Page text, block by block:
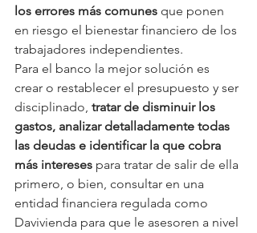
los errores más comunes que ponen
en riesgo el bienestar financiero de los
trabajadores independientes.
Para el banco la mejor solución es
crear o restablecer el presupuesto y ser
disciplinado, tratar de disminuir los
gastos, analizar detalladamente todas
las deudas e identificar la que cobra
más intereses para tratar de salir de ella
primero, o bien, consultar en una
entidad financiera regulada como
Davivienda para que le asesoren a nivel